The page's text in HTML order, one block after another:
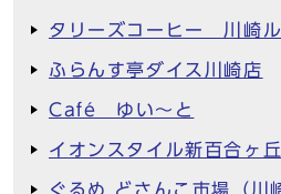
タリーズコーヒー 川崎
ふらんす亭ダイス川崎店
Café ゆい～と
イオンスタイル新百合ヶ
ぐるめ どさんこ市場（川